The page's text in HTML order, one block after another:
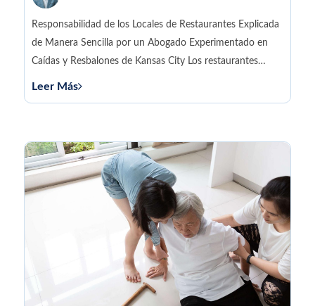
lesiones personales
Responsabilidad de los Locales de Restaurantes Explicada
de Manera Sencilla por un Abogado Experimentado en
Caídas y Resbalones de Kansas City Los restaurantes
Leer Más